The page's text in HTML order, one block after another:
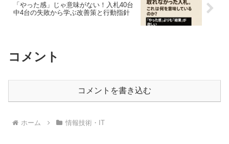
「やった感」じゃ意味がない！入札40台
中4台の失敗から学ぶ改善策と行動指針
コメント
コメントを書き込む
ホーム 情報技術・IT